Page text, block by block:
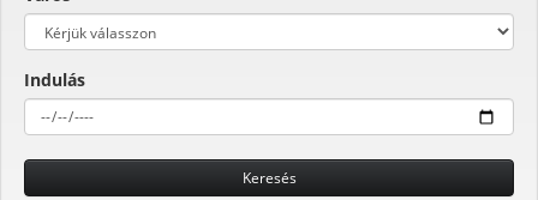
Indulás
Keresés